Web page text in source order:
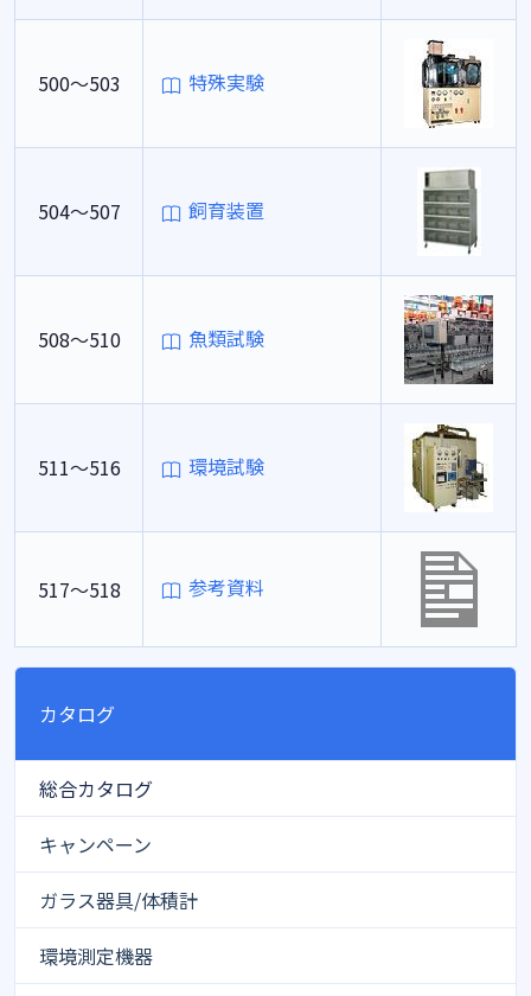
500～503 特殊実験
504～507 飼育装置
508～510 魚類試験
511～516 環境試験
517～518 参考資料
カタログ
総合カタログ
キャンペーン
ガラス器具/体積計
環境測定機器